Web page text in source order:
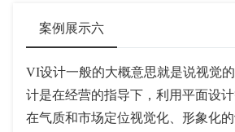
案例展示六
VI设计一般的大概意思就是说视觉
计是在经营的指导下，利用平面设
在气质和市场定位视觉化、形象化